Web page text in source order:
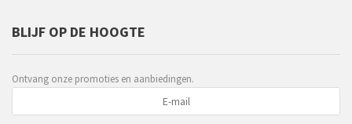
BLIJF OP DE HOOGTE
Ontvang onze promoties en aanbiedingen.